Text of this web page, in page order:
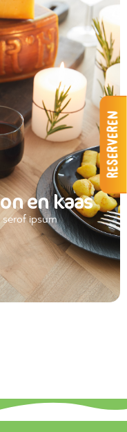
en kaas
ipsum
Reserveren